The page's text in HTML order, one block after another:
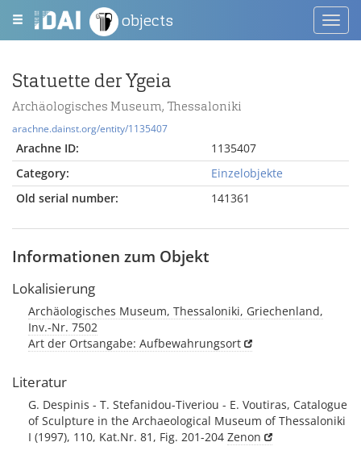
objects
Statuette der Ygeia
Archäologisches Museum, Thessaloniki
arachne.dainst.org/entity/1135407
Arachne ID:
1135407
Category:
Einzelobjekte
Old serial number:
141361
Informationen zum Objekt
Lokalisierung
Archäologisches Museum, Thessaloniki, Griechenland,
Inv.-Nr. 7502
Art der Ortsangabe: Aufbewahrungsort
Literatur
G. Despinis - T. Stefanidou-Tiveriou - E. Voutiras, Catalogue
of Sculpture in the Archaeological Museum of Thessaloniki
I (1997), 110, Kat.Nr. 81, Fig. 201-204 Zenon